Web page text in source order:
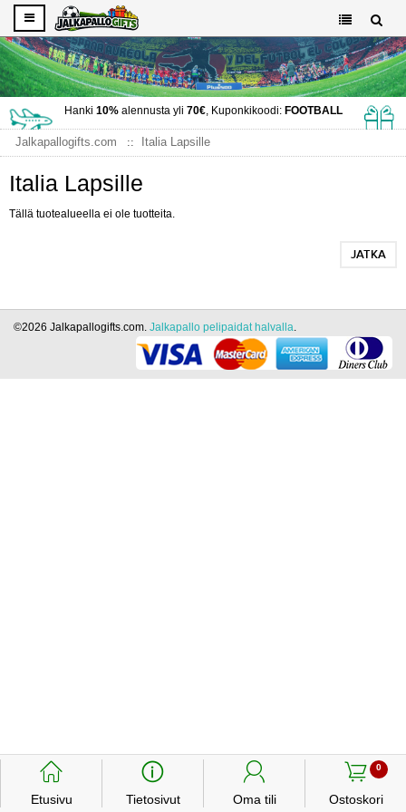
Hanki 10%alennusta yli 70€, Kuponkikoodi: FOOTBALL
Jalkapallogifts.com Italia Lapsille
Italia Lapsille
Tällä tuotealueella ei ole tuotteita.
JATKA
󰃱
Etusivu
󰈢
Tietosivut
󰃳
Oma tili
0
󰃦
Ostoskori
©2026 Jalkapallogifts.com. Jalkapallo pelipaidat halvalla.